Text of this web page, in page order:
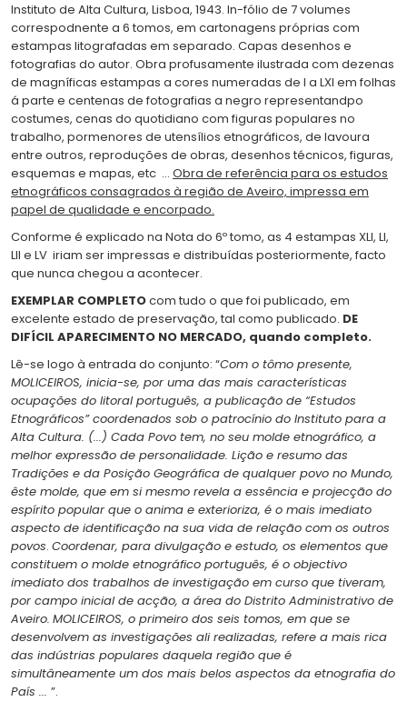
Instituto de Alta Cultura, Lisboa, 1943. In-fólio de 7 volumes
correspodnente a 6 tomos, em cartonagens próprias com
estampas litografadas em separado. Capas desenhos e
fotografias do autor. Obra profusamente ilustrada com dezenas
de magníficas estampas a cores numeradas de I a LXI em folhas
á parte e centenas de fotografias a negro representandpo
costumes, cenas do quotidiano com figuras populares no
trabalho, pormenores de utensílios etnográficos, de lavoura
entre outros, reproduções de obras, desenhos técnicos, figuras,
esquemas e mapas, etc ... Obra de referência para os estudos
etnográficos consagrados à região de Aveiro, impressa em
papel de qualidade e encorpado.
Conforme é explicado na Nota do 6º tomo, as 4 estampas XLI, LI,
LII e LV iriam ser impressas e distribuídas posteriormente, facto
que nunca chegou a acontecer.
EXEMPLAR COMPLETOcom tudo o que foi publicado, em
excelente estado de preservação, tal como publicado. DE
DIFÍCIL APARECIMENTO NO MERCADO, quando completo.
Lê-se logo à entrada do conjunto: “Com o tômo presente,
MOLICEIROS, inicia-se, por uma das mais características
ocupações do litoral português, a publicação de “Estudos
Etnográficos” coordenados sob o patrocínio do Instituto para a
Alta Cultura. (...) Cada Povo tem, no seu molde etnográfico, a
melhor expressão de personalidade. Lição e resumo das
Tradições e da Posição Geográfica de qualquer povo no Mundo,
êste molde, que em si mesmo revela a essência e projecção do
espírito popular que o anima e exterioriza, é o mais imediato
aspecto de identificação na sua vida de relação com os outros
povos. Coordenar, para divulgação e estudo, os elementos que
constituem o molde etnográfico português, é o objectivo
imediato dos trabalhos de investigação em curso que tiveram,
por campo inicial de acção, a área do Distrito Administrativo de
Aveiro. MOLICEIROS, o primeiro dos seis tomos, em que se
desenvolvem as investigações ali realizadas, refere a mais rica
das indústrias populares daquela região que é
simultâneamente um dos mais belos aspectos da etnografia do
País ... ”.